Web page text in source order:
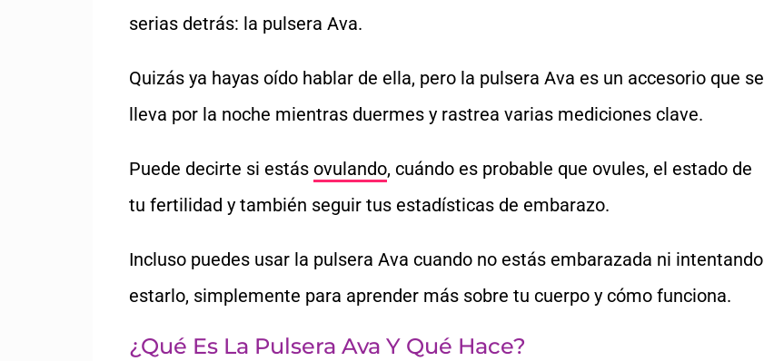
serias detrás: la pulsera Ava.
Quizás ya hayas oído hablar de ella, pero la pulsera Ava es un accesorio que se
lleva por la noche mientras duermes y rastrea varias mediciones clave.
Puede decirte si estás ovulando, cuándo es probable que ovules, el estado de
tu fertilidad y también seguir tus estadísticas de embarazo.
Incluso puedes usar la pulsera Ava cuando no estás embarazada ni intentando
estarlo, simplemente para aprender más sobre tu cuerpo y cómo funciona.
¿Qué Es La Pulsera Ava Y Qué Hace?